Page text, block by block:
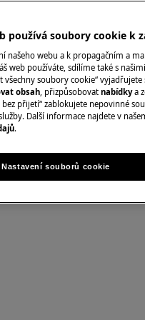
zásahem spotřebič
používá soubory cookie k
našeho webu a k propagačním a
web používáte, sdílíme také s
všechny soubory cookie“
obsah, přizpůsobovat nabídkya
bez přijetí“ zablokujete nepovinné
Další informace najdete v
.
Nastavení souborů cookie